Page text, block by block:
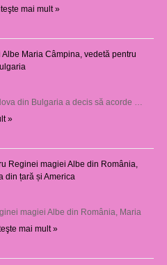
mai mult »
Maria Câmpina, vedetă pentru
din Bulgaria a decis să acorde …
»
Reginei magiei Albe din România,
din țară și America
magiei Albe din România, Maria
mai mult »